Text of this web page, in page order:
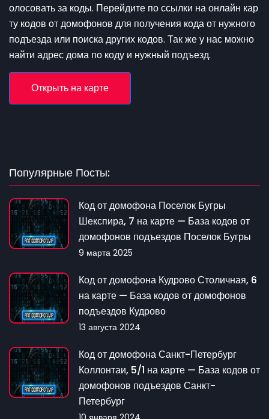
олосовать за коды. Перейдите по ссылки на онлайн кар
ту кодов от домофонов для получения кода от нужного
подъезда или поиска других кодов. Так же у нас можно
найти адрес дома по коду и нужный подъезд.
Открыть на карте
Популярные Посты:
Код от домофона Поселок Бугры
Шекспира, 7 на карте — База кодов от
домофонов подъездов Поселок Бугры
9 марта 2025
Код от домофона Кудрово Столичная, 6
на карте — База кодов от домофонов
подъездов Кудрово
13 августа 2024
Код от домофона Санкт-Петербург
Коллонтаи, 5/1 на карте — База кодов от
домофонов подъездов Санкт-
Петербург